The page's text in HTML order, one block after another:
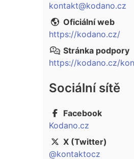
kontakt@kodano.cz
Oficiální web
https://kodano.cz/
Stránka podpory
https://kodano.cz/
Sociální sítě
Facebook
Kodano.cz
X (Twitter)
@kontaktocz